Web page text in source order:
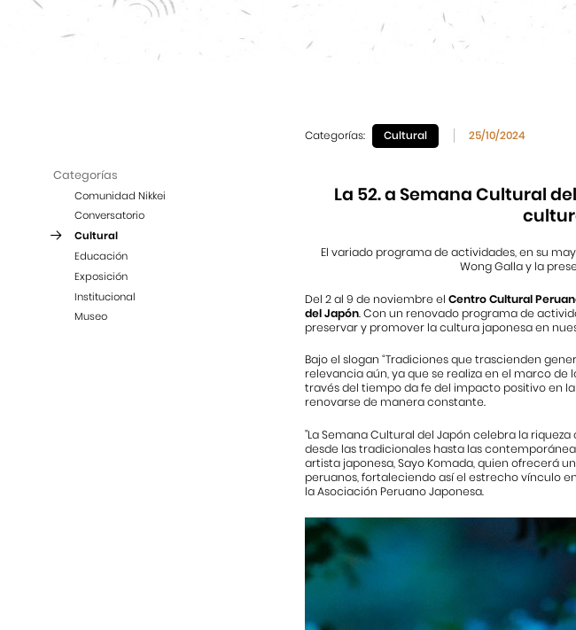
Categorías
Comunidad Nikkei
Conversatorio
Cultural
Educación
Exposición
Institucional
Museo
Categorías: Cultural 25/10/2024
La 52. a Semana Cultural
El variado programa de actividades, en su
Wong Galla y la
Del 2 al 9 de noviembre el Centro Cultural
del Japón. Con un renovado programa de
preservar y promover la cultura japonesa en
Bajo el slogan “Tradiciones que trascienden
relevancia aún, ya que se realiza en el marco de
través del tiempo da fe del impacto positivo en
renovarse de manera constante.
"La Semana Cultural del Japón celebra la
desde las tradicionales hasta las
artista japonesa, Sayo Komada, quien ofrecerá
peruanos, fortaleciendo así el estrecho vínculo
la Asociación Peruano Japonesa.